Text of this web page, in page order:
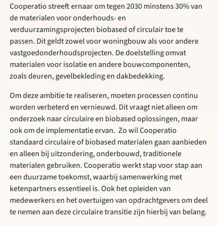
Cooperatio streeft ernaar om tegen 2030 minstens 30% van
de materialen voor onderhouds- en
verduurzamingsprojecten biobased of circulair toe te
passen. Dit geldt zowel voor woningbouw als voor andere
vastgoedonderhoudsprojecten. De doelstelling omvat
materialen voor isolatie en andere bouwcomponenten,
zoals deuren, gevelbekleding en dakbedekking.
Om deze ambitie te realiseren, moeten processen continu
worden verbeterd en vernieuwd. Dit vraagt niet alleen om
onderzoek naar circulaire en biobased oplossingen, maar
ook om de implementatie ervan. Zo wil Cooperatio
standaard circulaire of biobased materialen gaan aanbieden
en alleen bij uitzondering, onderbouwd, traditionele
materialen gebruiken. Cooperatio werkt stap voor stap aan
een duurzame toekomst, waarbij samenwerking met
ketenpartners essentieel is. Ook het opleiden van
medewerkers en het overtuigen van opdrachtgevers om deel
te nemen aan deze circulaire transitie zijn hierbij van belang.